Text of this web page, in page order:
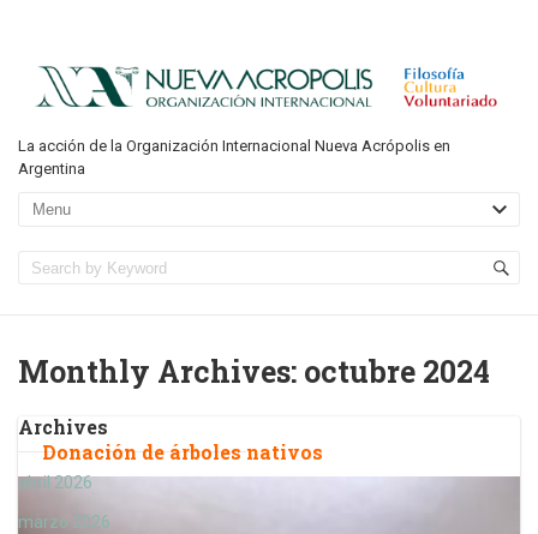
La acción de la Organización Internacional Nueva Acrópolis en
Argentina
Monthly Archives: octubre 2024
Archives
abril 2026
marzo 2026
Donación de árboles nativos